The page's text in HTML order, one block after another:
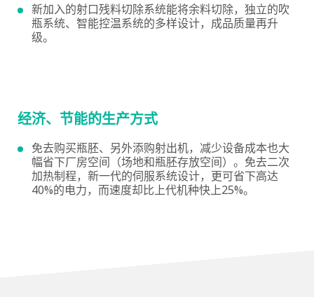
新加入的射口残料切除系统能将余料切除，独立的吹
瓶系统、智能控温系统的多样设计，成品质量再升
级。
经济、节能的生产方式
免去购买瓶胚、另外添购射出机，减少设备成本也大
幅省下厂房空间（场地和瓶胚存放空间）。免去二次
加热制程，新一代的伺服系统设计，更可省下高达
40%的电力，而速度却比上代机种快上25%。